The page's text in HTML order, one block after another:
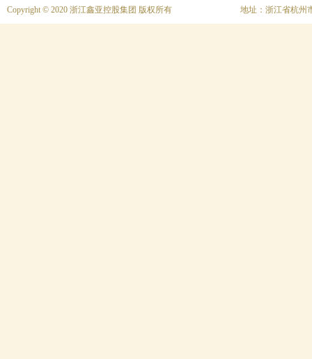
Copyright © 2020 浙江鑫亚控股集团 版权所有 地址：浙江省杭州